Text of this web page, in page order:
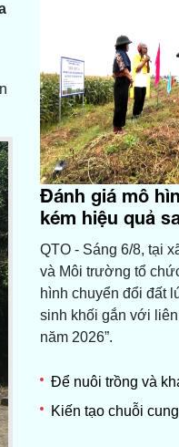
Đánh giá mô
kém hiệu quả
QTO - Sáng 6/8, tại
và Môi trường tổ
hình chuyển đổi đất
sinh khối gắn với
năm 2026”.
Để nuôi trồng và
Kiến tạo chuỗi